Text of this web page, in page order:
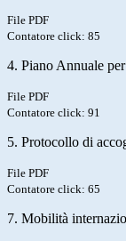
File PDF
Contatore click: 85
4. Piano Annuale
File PDF
Contatore click: 91
5. Protocollo di
File PDF
Contatore click: 65
7. Mobilità